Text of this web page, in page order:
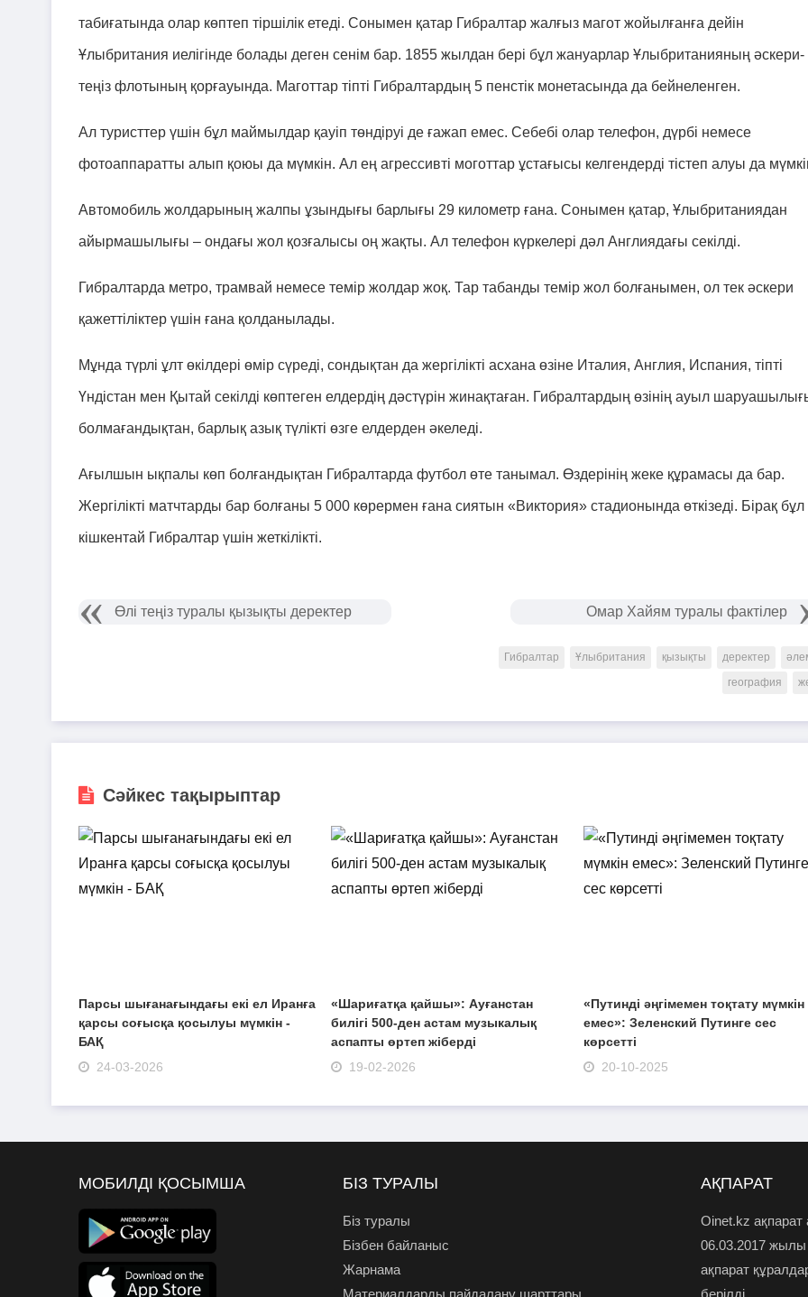
табиғатында олар көптеп тіршілік етеді. Сонымен қатар Гибралтар жалғыз магот жойылғанға дейін
Ұлыбритания иелігінде болады деген сенім бар. 1855 жылдан бері бұл жануарлар Ұлыбританияның әскери-
теңіз флотының қорғауында. Маготтар тіпті Гибралтардың 5 пенстік монетасында да бейнеленген.
Ал туристтер үшін бұл маймылдар қауіп төндіруі де ғажап емес. Себебі олар телефон, дүрбі немесе
фотоаппаратты алып қоюы да мүмкін. Ал ең агрессивті моготтар ұстағысы келгендерді тістеп алуы да
Автомобиль жолдарының жалпы ұзындығы барлығы 29 километр ғана. Сонымен қатар, Ұлыбританиядан
айырмашылығы – ондағы жол қозғалысы оң жақты. Ал телефон күркелері дәл Англиядағы секілді.
Гибралтарда метро, трамвай немесе темір жолдар жоқ. Тар табанды темір жол болғанымен, ол тек әскери
қажеттіліктер үшін ғана қолданылады.
Мұнда түрлі ұлт өкілдері өмір сүреді, сондықтан да жергілікті асхана өзіне Италия, Англия, Испания, тіпті
Үндістан мен Қытай секілді көптеген елдердің дәстүрін жинақтаған. Гибралтардың өзінің ауыл
болмағандықтан, барлық азық түлікті өзге елдерден әкеледі.
Ағылшын ықпалы көп болғандықтан Гибралтарда футбол өте танымал. Өздерінің жеке құрамасы да бар.
Жергілікті матчтарды бар болғаны 5 000 көрермен ғана сиятын «Виктория» стадионында өткізеді. Бірақ бұл
кішкентай Гибралтар үшін жеткілікті.
Өлі теңіз туралы қызықты деректер Омар Хайям туралы фактілер
Гибралтар Ұлыбритания қызықты деректер
география
Сәйкес тақырыптар
Парсы шығанағындағы екі ел Иранға
қарсы соғысқа қосылуы мүмкін -
БАҚ
24-03-2026
«Шариғатқа қайшы»: Ауғанстан
билігі 500-ден астам музыкалық
аспапты өртеп жіберді
19-02-2026
«Путинді әңгімемен тоқтату мүмкін
емес»: Зеленский Путинге сес
көрсетті
20-10-2025
МОБИЛДІ ҚОСЫМША БІЗ ТУРАЛЫ
Біз туралы
Бізбен байланыс
Жарнама
Материалдарды пайдалану шарттары
АҚПАРАТ
Oinet.kz ақпарат
06.03.2017
ақпарат
берілді.